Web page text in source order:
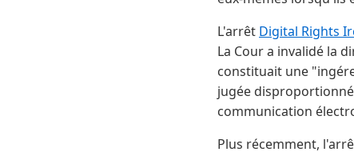
L'arrêt Digital Rights
La Cour a invalidé la
constituait une
jugée
communication
Plus récemment,